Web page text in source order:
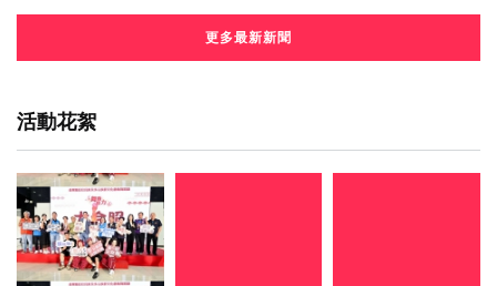
更多最新新聞
活動花絮